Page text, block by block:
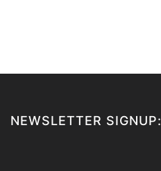
NEWSLETTER SIGNUP: